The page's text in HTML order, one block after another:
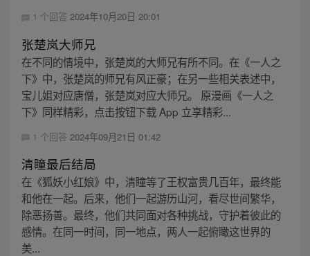
1 个回答 2024年10月20日 20:01
张楚岚大师兄
在不同的情境中，张楚岚的大师兄有所不同。在《一人之
下》中，张楚岚的师兄有风正豪；在另一些相关表述中，
宝儿姐对应唐僧，张楚岚对应大师兄。 原漫画《一人之
下》同样精彩，点击按钮下载 App 立享精彩...
1 个回答 2024年09月21日 01:42
清瞳最后结局
在《狐妖小红娘》中，清瞳等了王权富贵几百年，最终能
和他在一起。后来，他们一起游历山河，看尽世间繁华，
除恶扬善。最终，他们共同面对各种挑战，守护着彼此的
感情。在同一时间，同一地点，两人一起俯瞰这世界的
美...